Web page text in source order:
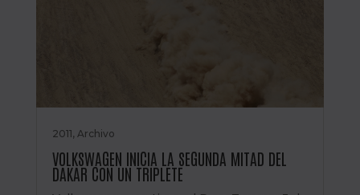
2011, Archivo
VOLKSWAGEN INICIA LA SEGUNDA MITAD DEL
DAKAR CON UN TRIPLETE